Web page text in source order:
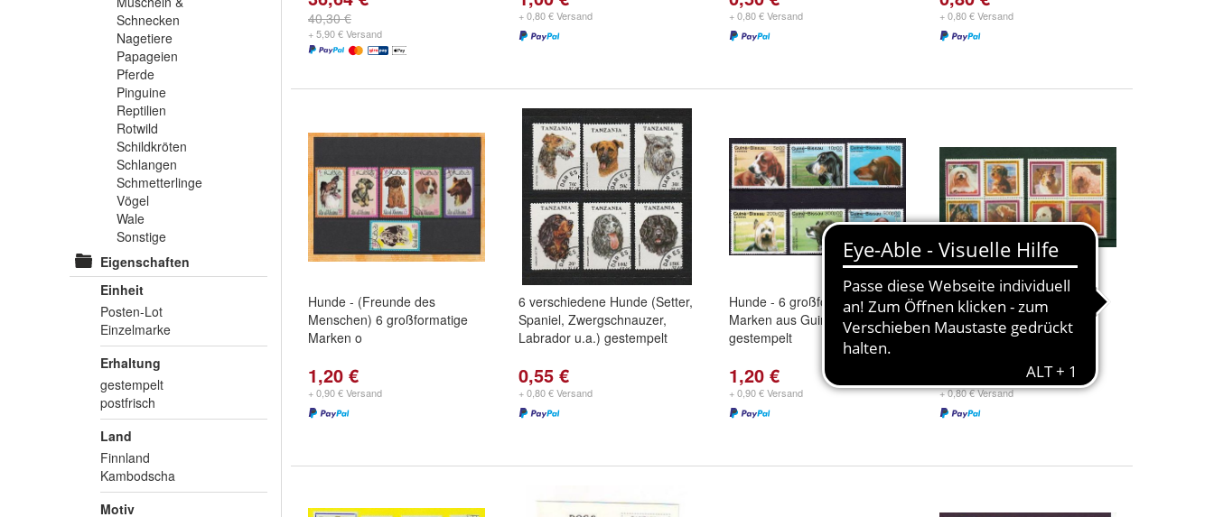
Schnecken
Nagetiere
Papageien
Pferde
Pinguine
Reptilien
Rotwild
Schildkröten
Schlangen
Schmetterlinge
Vögel
Wale
Sonstige
Eigenschaften
Einheit
Posten-Lot
Einzelmarke
Erhaltung
gestempelt
postfrisch
Land
Finnland
Kambodscha
Motiv
40,30 €
+ 5,90 € Versand
+ 0,80 € Versand + 0,80 € Versand + 0,80 € Versand
Hunde - (Freunde des
Menschen) 6 großformatige
Marken o
1,20 €
+ 0,90 € Versand
6 verschiedene Hunde (Setter,
Spaniel, Zwergschnauzer,
Labrador u.a.) gestempelt
0,55 €
+ 0,80 € Versand
Hunde - 6 großformatige
Marken aus Guine-Bissau
gestempelt
1,20 €
+ 0,90 € Versand
2x Viererblocks Hunde
+ 0,80 € Versand